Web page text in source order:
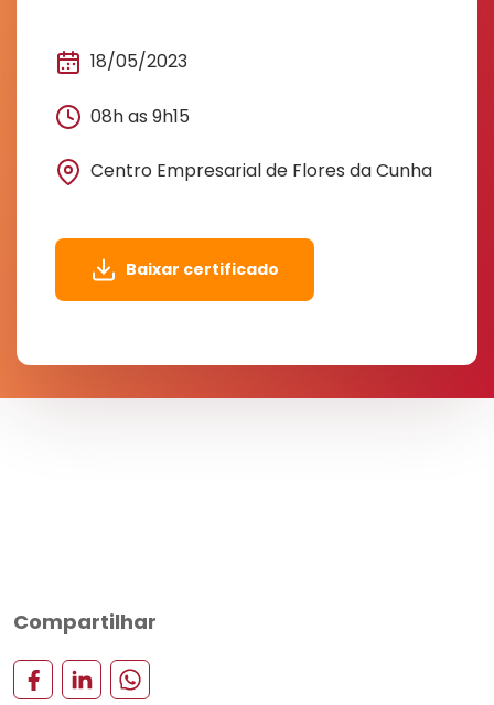
18/05/2023
08h as 9h15
Centro Empresarial de Flores da Cunha
Baixar certificado
Compartilhar